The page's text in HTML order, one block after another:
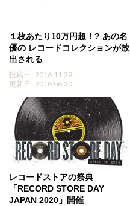
１枚あたり10万円超！? あの名
優の レコードコレクションが放
出される
投稿日 : 2016.11.29
更新日 : 2018.06.20
レコードストアの祭典
「RECORD STORE DAY
JAPAN 2020」開催